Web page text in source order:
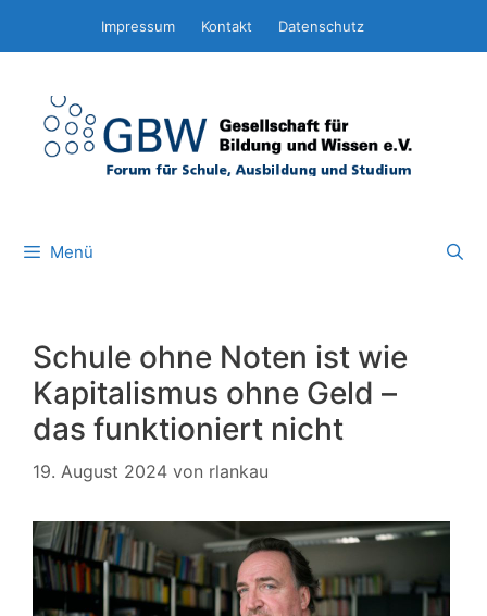
springen
Impressum Kontakt Datenschutz
Menü
Schule ohne Noten ist wie
Kapitalismus ohne Geld –
das funktioniert nicht
19. August 2024 von rlankau